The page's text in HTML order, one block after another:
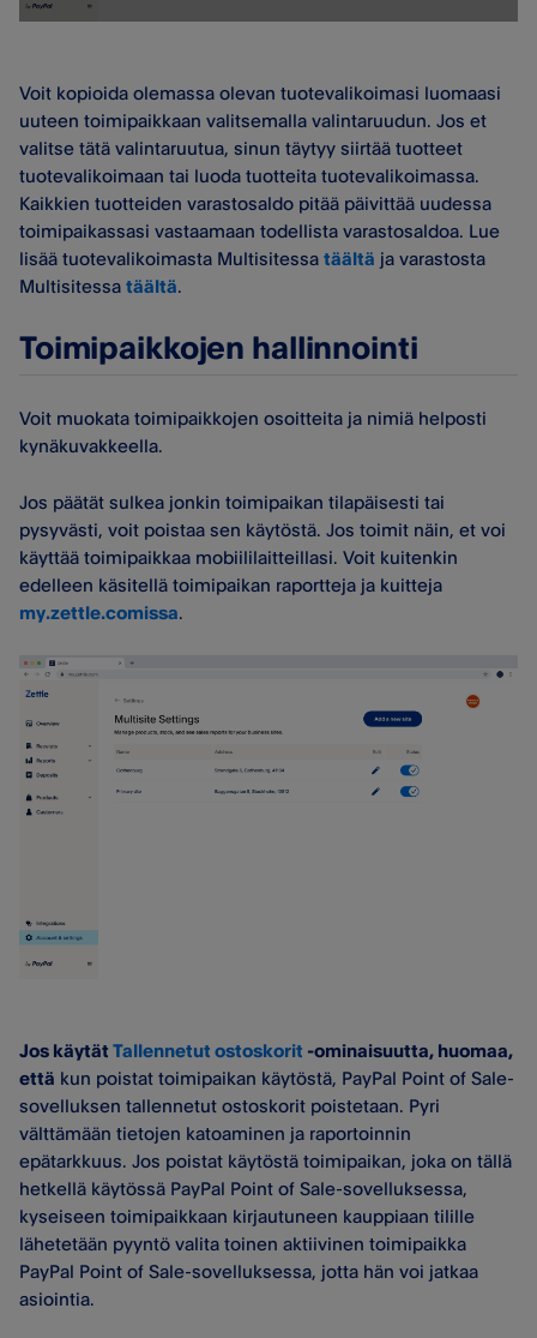
Voit kopioida olemassa olevan tuotevalikoimasi luomaasi
uuteen toimipaikkaan valitsemalla valintaruudun. Jos et
valitse tätä valintaruutua, sinun täytyy siirtää tuotteet
tuotevalikoimaan tai luoda tuotteita tuotevalikoimassa.
Kaikkien tuotteiden varastosaldo pitää päivittää uudessa
toimipaikassasi vastaamaan todellista varastosaldoa. Lue
lisää tuotevalikoimasta Multisitessa täältä ja varastosta
Multisitessa täältä.
Toimipaikkojen hallinnointi
Voit muokata toimipaikkojen osoitteita ja nimiä helposti
kynäkuvakkeella.
Jos päätät sulkea jonkin toimipaikan tilapäisesti tai
pysyvästi, voit poistaa sen käytöstä. Jos toimit näin, et voi
käyttää toimipaikkaa mobiililaitteillasi. Voit kuitenkin
edelleen käsitellä toimipaikan raportteja ja kuitteja
my.zettle.comissa.
Jos käytät Tallennetut ostoskorit -ominaisuutta, huomaa,
että kun poistat toimipaikan käytöstä, PayPal Point of Sale-
sovelluksen tallennetut ostoskorit poistetaan. Pyri
välttämään tietojen katoaminen ja raportoinnin
epätarkkuus. Jos poistat käytöstä toimipaikan, joka on tällä
hetkellä käytössä PayPal Point of Sale-sovelluksessa,
kyseiseen toimipaikkaan kirjautuneen kauppiaan tilille
lähetetään pyyntö valita toinen aktiivinen toimipaikka
PayPal Point of Sale-sovelluksessa, jotta hän voi jatkaa
asiointia.